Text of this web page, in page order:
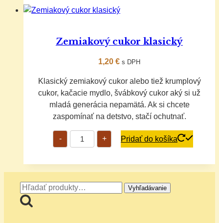
pohári
0,5
Zemiakový cukor klasický
1,20 € s DPH
Klasický zemiakový cukor alebo tiež krumplový
cukor, kačacie mydlo, švábkový cukor aký si už
mladá generácia nepamätá. Ak si chcete
zaspomínať na detstvo, stačí ochutnať.
-
množstvo
Zemiakový
cukor
+ Pridať do košíka
Hľadať: Vyhľadávanie